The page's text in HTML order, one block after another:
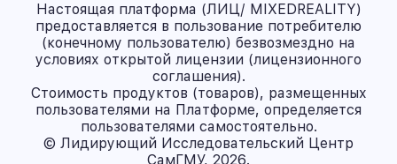
Настоящая платформа (ЛИЦ/ MIXEDREALITY)
предоставляется в пользование потребителю
(конечному пользователю) безвозмездно на
условиях открытой лицензии (лицензионного
соглашения).
Стоимость продуктов (товаров), размещенных
пользователями на Платформе, определяется
пользователями самостоятельно.
© Лидирующий Исследовательский Центр
СамГМУ, 2026.